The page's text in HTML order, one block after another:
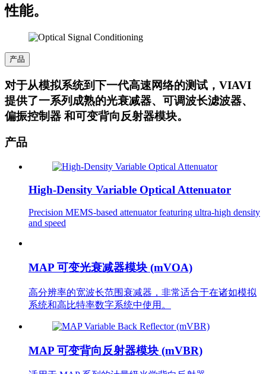
性能。
产品
对于从模拟系统到下一代高速网络的测试，VIAVI
提供了一系列成熟的光衰减器、可调波长滤波器、
偏振控制器 和可变背向反射器模块。
产品
High-Density Variable Optical Attenuator
Precision MEMS-based attenuator featuring ultra-high density
and speed
MAP 可变光衰减器模块 (mVOA)
高分辨率的宽波长范围衰减器，非常适合于在诸如模拟
系统和高比特率数字系统中使用。
MAP 可变背向反射器模块 (mVBR)